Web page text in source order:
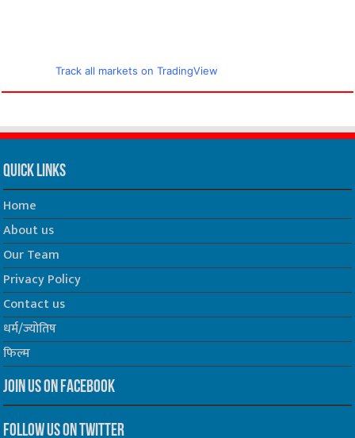
Track all markets on TradingView
Quick Links
Home
About us
Our Team
Privacy Policy
Contact us
धर्म/ज्योतिष
फिल्म
Join us on Facebook
Follow us on Twitter